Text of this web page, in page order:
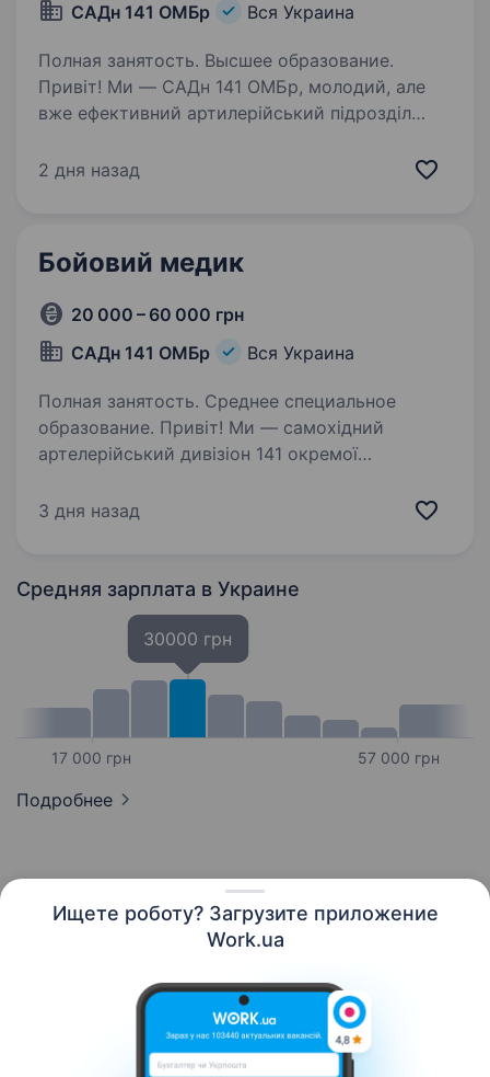
Ищете роботу? Загрузите приложение
Work.ua
САДн 141 ОМБр Вся Украина
Полная занятость. Высшее образование.
Привіт! Ми — САДн 141 ОМБр, молодий, але
вже ефективний артилерійський підрозділ
знищувати ворога найсучаснішими методами,
2 дня назад
Бойовий медик
20 000 – 60 000 грн
САДн 141 ОМБр
Вся Украина
Полная занятость. Среднее специальное
образование. Привіт! Ми — самохідний
артелерійський дивізіон 141 окремої
ефективний підрозділ, який бореться за мир і
3 дня назад
Средняя зарплата в Украине
17 000 грн
30000 грн
57 000 грн
Подробнее